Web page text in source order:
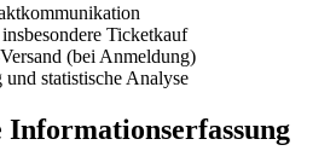
Ticketkauf
(bei Anmeldung)
und statistische Analyse
Informationserfassung